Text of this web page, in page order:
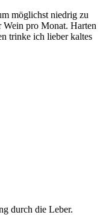
möglichst niedrig zu
Wein pro Monat. Harten
trinke ich lieber kaltes
durch die Leber.